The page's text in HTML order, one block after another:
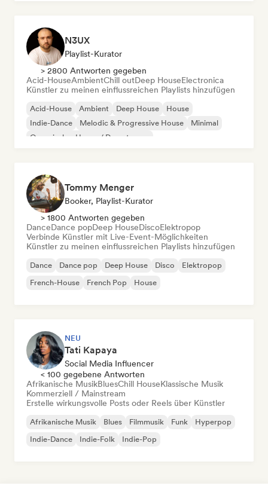
N3UX
Playlist-Kurator
> 2800 Antworten gegeben
Acid-HouseAmbientChill outDeep HouseElectronica
Künstler zu meinen einflussreichen Playlists hinzufügen
Acid-House Ambient Deep House
House
Indie-Dance
Melodic & Progressive House
Minimal
Organischer House / Downtempo
Tommy Menger
Booker, Playlist-Kurator
> 1800 Antworten gegeben
DanceDance popDeep HouseDiscoElektropop
Verbinde Künstler mit Live-Event-Möglichkeiten
Künstler zu meinen einflussreichen Playlists hinzufügen
Dance Dance pop Deep House Disco
Elektropop
French-House
French Pop House
NEU
Tati Kapaya
Social Media Influencer
< 100 gegebene Antworten
Afrikanische MusikBluesChill HouseKlassische Musik
Kommerziell / Mainstream
Erstelle wirkungsvolle Posts oder Reels über Künstler
Afrikanische Musik Blues Filmmusik Funk
Hyperpop
Indie-Dance
Indie-Folk Indie-Pop